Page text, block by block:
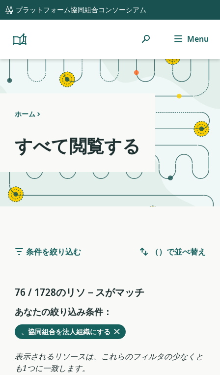
global
navigation
プラットフォーム協同組合コンソーシアム
Platform
Resource
検
Menu
ホーム
すべて閲覧する
条件を絞り込む （）で並べ替え
76 / 1728のリソ－スがマッチ
あなたの絞り込み条件：
削
除
す
る
、協同組合を法人組織にする を
現
在
の
表示されるリソースは、これらのフィルタの少なくと
も1つに一致します。
Notifications
21
filters
Resource